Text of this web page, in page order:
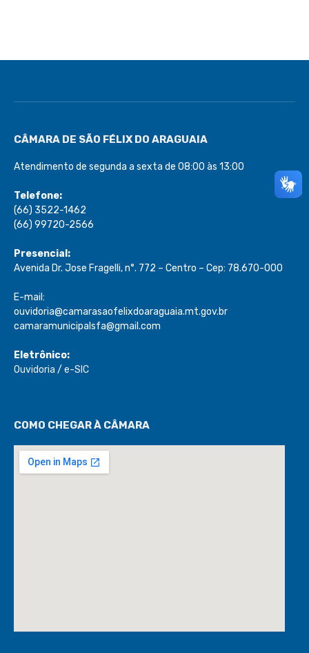
CÂMARA DE SÃO FÉLIX DO ARAGUAIA
Atendimento de segunda a sexta de 08:00 às 13:00
Telefone:
(66) 3522-1462
(66) 99720-2566
Presencial:
Avenida Dr. Jose Fragelli, n°. 772 – Centro – Cep: 78.670-000
E-mail:
ouvidoria@camarasaofelixdoaraguaia.mt.gov.br
camaramunicipalsfa@gmail.com
Eletrônico:
Ouvidoria / e-SIC
COMO CHEGAR À CÂMARA